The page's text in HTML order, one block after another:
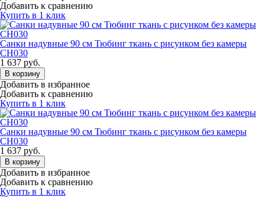
Добавить к сравнению
Купить в 1 клик
Санки надувные 90 см Тюбинг ткань с рисунком без камеры
СН030
1 637 руб.
В корзину
Добавить в избранное
Добавить к сравнению
Купить в 1 клик
Санки надувные 90 см Тюбинг ткань с рисунком без камеры
СН030
1 637 руб.
В корзину
Добавить в избранное
Добавить к сравнению
Купить в 1 клик